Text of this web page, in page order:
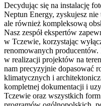
Decydując się na instalację
Neptun Energy, zyskujesz
ale również kompleksową
Nasz zespół ekspertów
w Tczewie, korzystając
renomowanych
w realizacji projektów na
nam precyzyjnie dopasować
klimatycznych i
kompletnej dokumentacji i
Tczewie oraz wszystkich